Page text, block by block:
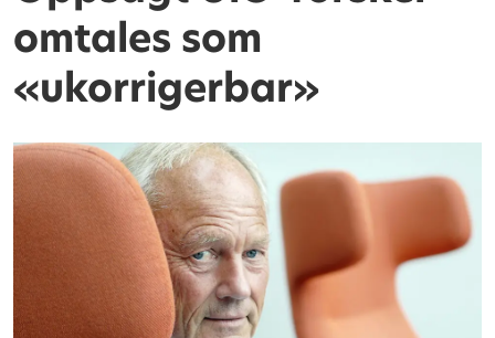
omtales som
«ukorrigerbar»